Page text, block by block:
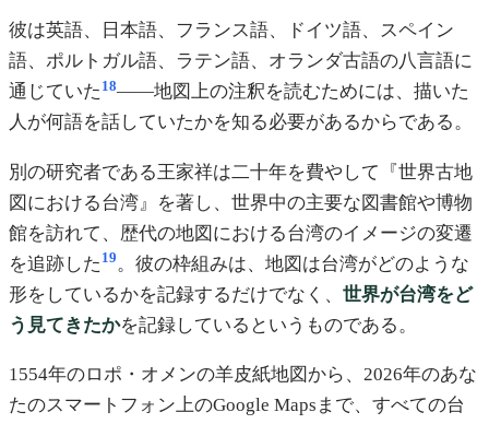
彼は英語、日本語、フランス語、ドイツ語、スペイン
語、ポルトガル語、ラテン語、オランダ古語の八言語に
通じていた 18——地図上の注釈を読むためには、描いた
人が何語を話していたかを知る必要があるからである。
別の研究者である王家祥は二十年を費やして『世界古地
図における台湾』を著し、世界中の主要な図書館や博物
館を訪れて、歴代の地図における台湾のイメージの変遷
を追跡した 19 。彼の枠組みは、地図は台湾がどのような
形をしているかを記録するだけでなく、 世界が台湾をど
う見てきたかを記録しているというものである。
1554年のロポ・オメンの羊皮紙地図から、2026年のあな
たのスマートフォン上のGoogle Mapsまで、すべての台